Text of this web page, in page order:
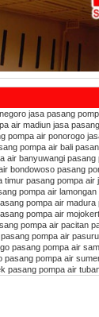
jasa pasang
air madiun jasa
pompa air ponorogo
pompa air bali
air banyuwangi pasang
bondowoso pasang
timur pasang pompa air
pompa air lamongan
pompa air madura
pompa air
pompa air pacitan
pasang pompa air
pasang pompa air
pasang pompa air
pasang pompa air